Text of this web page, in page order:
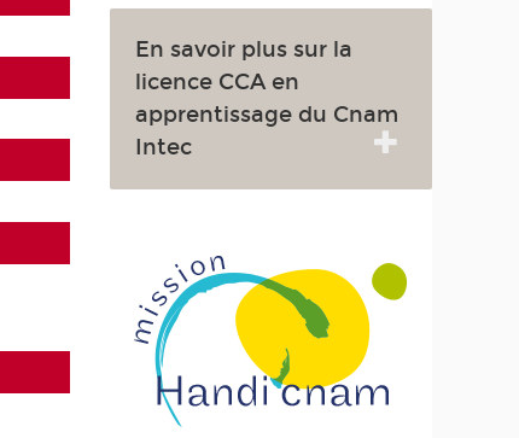
En savoir plus sur la
licence CCA en
apprentissage du Cnam
Intec